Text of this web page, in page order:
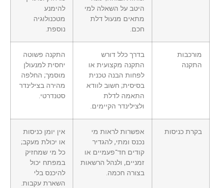
היטב על השאלה למי
מתאים מנעול דלת
חכם.
להימנע
מטכנולוגיה
נוספת.
מורכבות
התקנה
בדרך כלל דורש
התקנה מקצועית או
לפחות הבנה טכנית
בסיסית; חשוב לוודא
התאמה לדלת
ולצילינדר הקיימים.
התקנה פשוטה
יחסית למנעולן
מוסמך; החלפה
מהירה בצילינדר
סטנדרטי.
בקרת כניסות
אפשרות לראות מי
נכנס ומתי, להגדיר
קודים חד־פעמיים או
זמניים, ולנהל הרשאות
בצורה חכמה.
אין יומן כניסות
או יכולת מעקב;
כל מי שמחזיק
במפתח יכול
להיכנס בלי
השארת עקבות.